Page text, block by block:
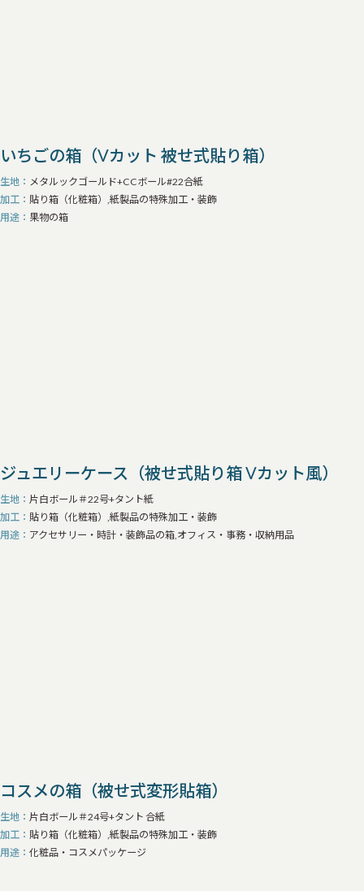
いちごの箱（Vカット 被せ式貼り箱）
生地
メタルックゴールド+CCボール#22合紙
加工
貼り箱（化粧箱）,紙製品の特殊加工・装飾
用途
果物の箱
ジュエリーケース（被せ式貼り箱 Vカット風）
生地
片白ボール＃22号+タント紙
加工
貼り箱（化粧箱）,紙製品の特殊加工・装飾
用途
アクセサリー・時計・装飾品の箱,オフィス・事務・収納用品
コスメの箱（被せ式変形貼箱）
生地
片白ボール＃24号+タント 合紙
加工
貼り箱（化粧箱）,紙製品の特殊加工・装飾
用途
化粧品・コスメパッケージ